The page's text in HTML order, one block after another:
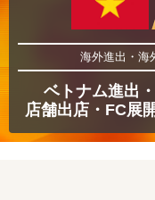
海外進出・海
ベトナム進出
店舗出店・FC展